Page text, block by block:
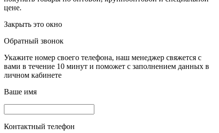
цене.
Закрыть это окно
Обратный звонок
Укажите номер своего телефона, наш менеджер свяжется с
вами в течение 10 минут и поможет с заполнением данных в
личном кабинете
Ваше имя
Контактный телефон